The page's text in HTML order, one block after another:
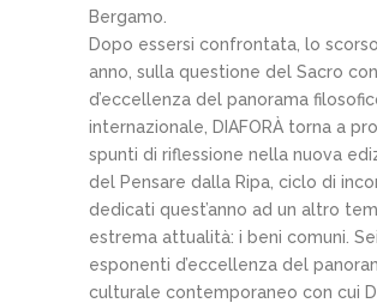
Bergamo.
Dopo essersi confrontata, lo scorso
anno, sulla questione del Sacro
d’eccellenza del panorama
internazionale, DIAFORÀ torna a
spunti di riflessione nella nuova
del Pensare dalla Ripa, ciclo di
dedicati quest’anno ad un altro
estrema attualità: i beni comuni.
esponenti d’eccellenza del
culturale contemporaneo con cui